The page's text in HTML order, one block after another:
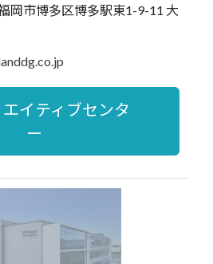
岡市博多区博多駅東1-9-11 大
イティブセンタ
ー